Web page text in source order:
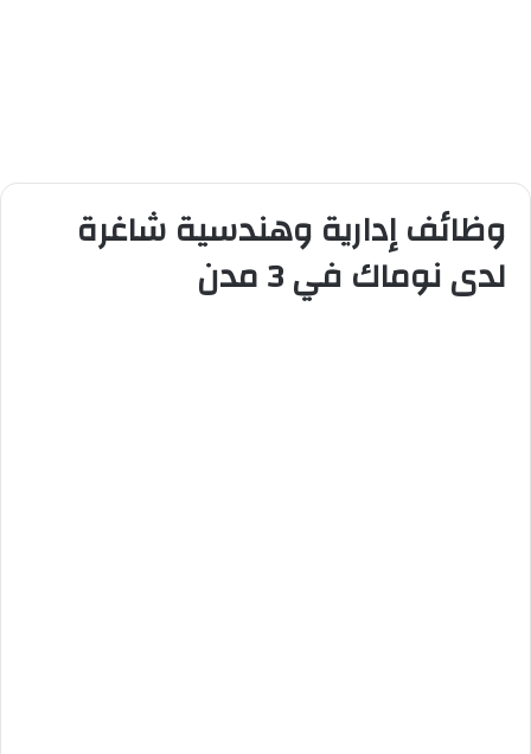
وظائف إدارية وهندسية شاغرة
لدى نوماك في 3 مدن